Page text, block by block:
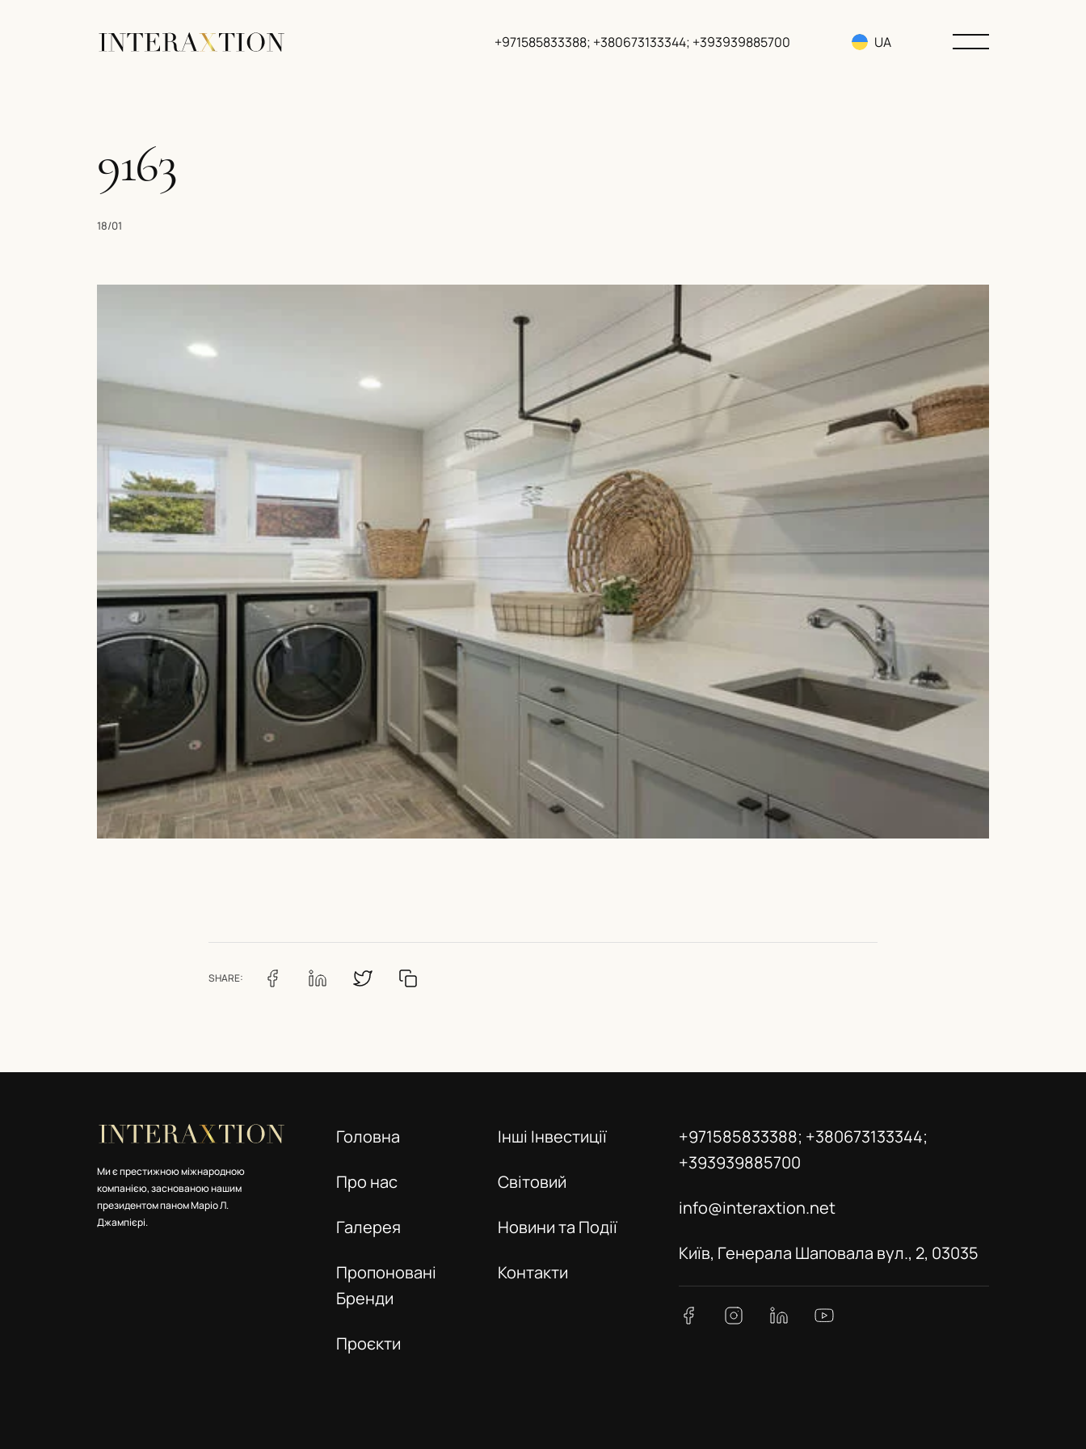
+971585833388; +380673133344; +393939885700
UA
9163
18/01
SHARE:
Ми є престижною міжнародною
компанією, заснованою нашим
президентом паном Маріо Л.
Джампієрі.
Головна
Про нас
Галерея
Пропоновані
Бренди
Проєкти
Інші Інвестиції
Світовий
Новини та Події
Контакти
+971585833388; +380673133344;
+393939885700
info@interaxtion.net
Київ, Генерала Шаповала вул., 2, 03035